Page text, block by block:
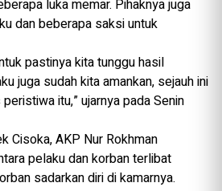
luka memar. Pihaknya juga
dan beberapa saksi untuk
pastinya kita tunggu hasil
juga sudah kita amankan, sejauh ini
itu,” ujarnya pada Senin
Cisoka, AKP Nur Rokhman
pelaku dan korban terlibat
sadarkan diri di kamarnya.